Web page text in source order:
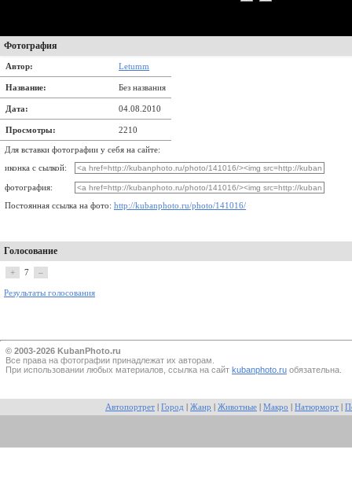
Фотография
Автор: Letumm
Название: Без названия
Дата: 04.08.2010
Просмотры: 2210
Для вставки фотографии у себя на сайте:
иконка с сылкой:
фотография:
Постоянная ссылка на фото: http://kubanphoto.ru/photo/141016/
Голосование
+ 7 –
Результаты голосования
© 2003-2026 KubanPhoto.ru
Все прaва на фотографии принадлежат их авторам.
При использовании любых материалов, ссылка на сайт kubanphoto.ru обязательна.
Автопортрет Город Жанр Животные Макро Натюрморт